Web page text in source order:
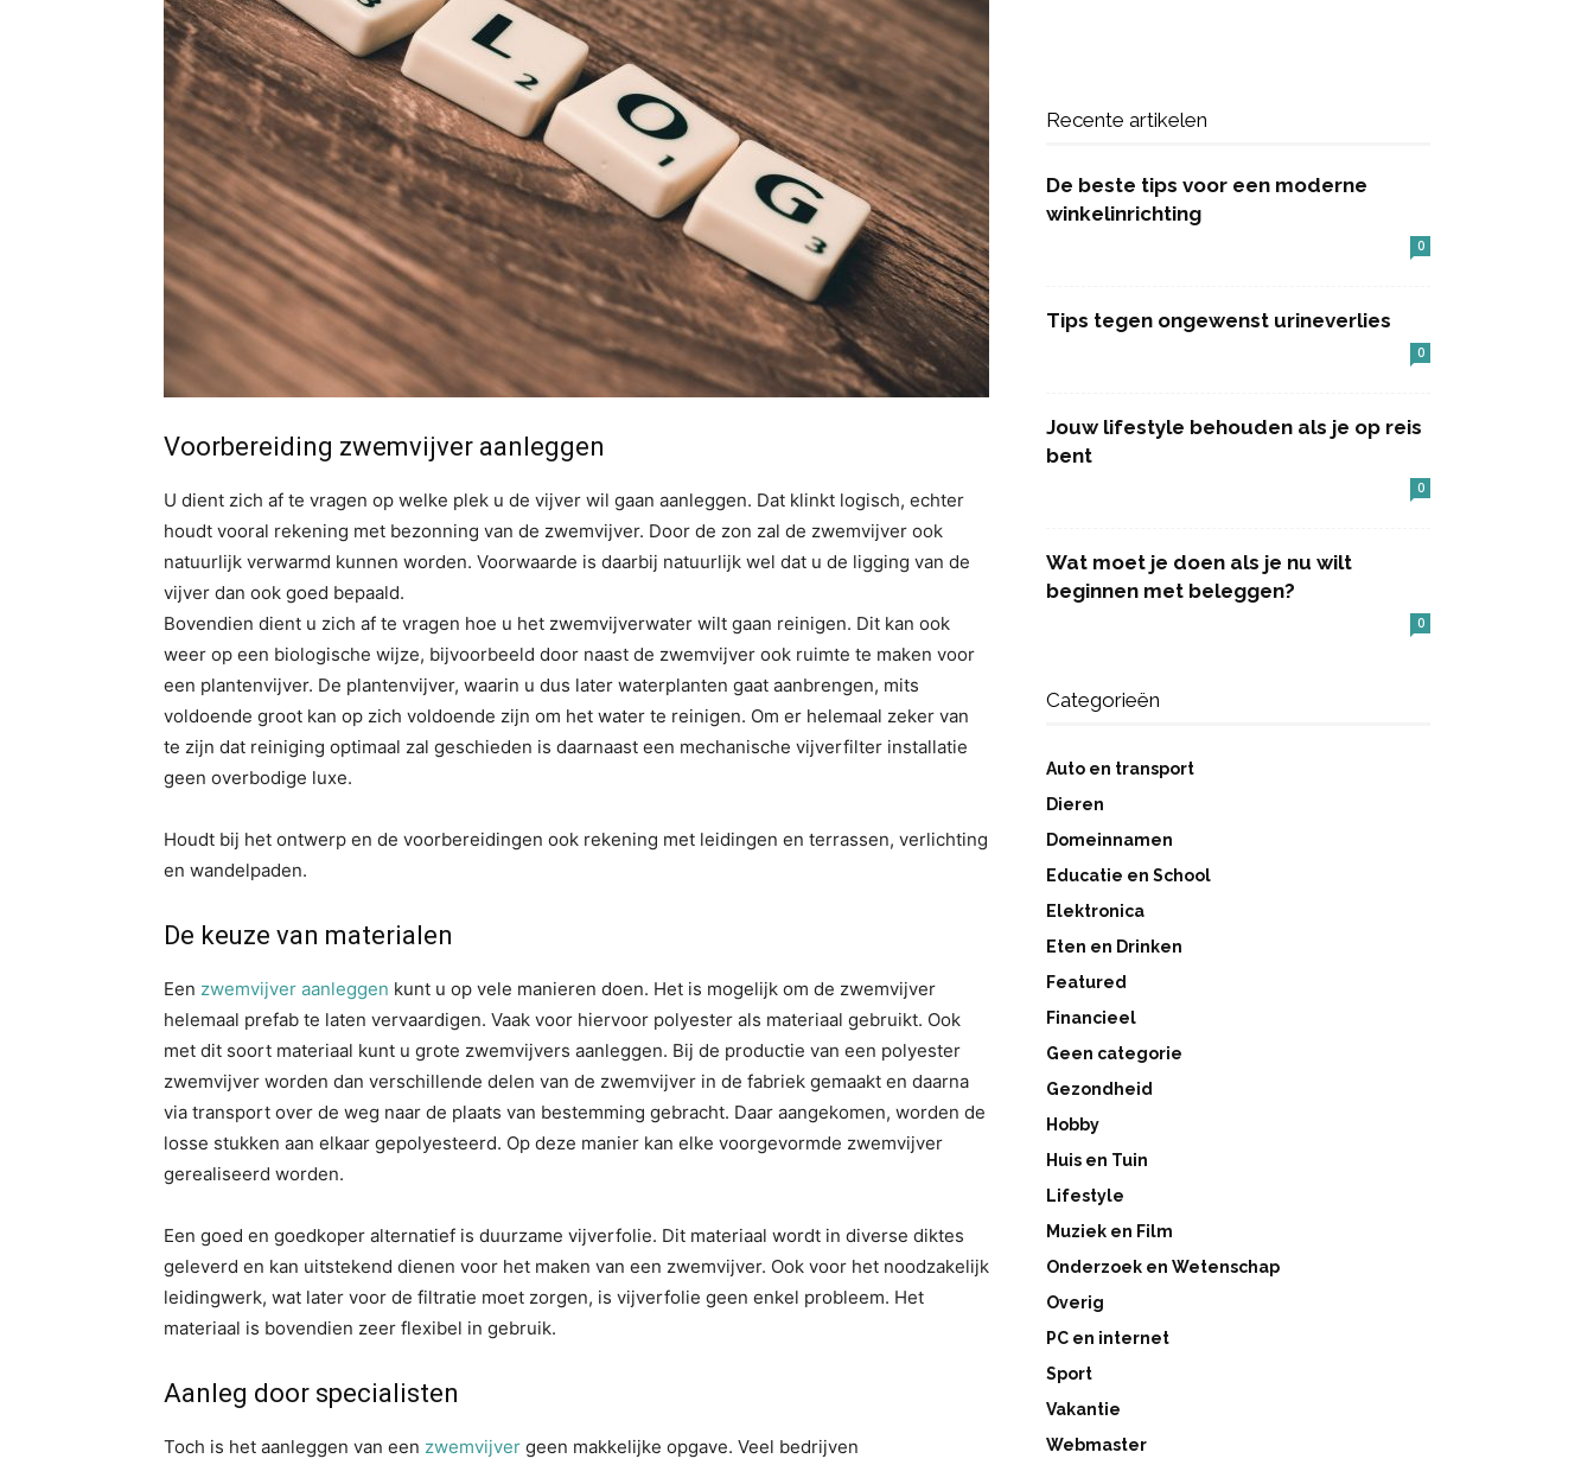
Voorbereiding zwemvijver aanleggen
U dient zich af te vragen op welke plek u de vijver wil gaan aanleggen. Dat klinkt logisch, echter
houdt vooral rekening met bezonning van de zwemvijver. Door de zon zal de zwemvijver ook
natuurlijk verwarmd kunnen worden. Voorwaarde is daarbij natuurlijk wel dat u de ligging van de
vijver dan ook goed bepaald.
Bovendien dient u zich af te vragen hoe u het zwemvijverwater wilt gaan reinigen. Dit kan ook
weer op een biologische wijze, bijvoorbeeld door naast de zwemvijver ook ruimte te maken voor
een plantenvijver. De plantenvijver, waarin u dus later waterplanten gaat aanbrengen, mits
voldoende groot kan op zich voldoende zijn om het water te reinigen. Om er helemaal zeker van
te zijn dat reiniging optimaal zal geschieden is daarnaast een mechanische vijverfilter installatie
geen overbodige luxe.
Houdt bij het ontwerp en de voorbereidingen ook rekening met leidingen en terrassen, verlichting
en wandelpaden.
De keuze van materialen
Een zwemvijver aanleggen kunt u op vele manieren doen. Het is mogelijk om de zwemvijver
helemaal prefab te laten vervaardigen. Vaak voor hiervoor polyester als materiaal gebruikt. Ook
met dit soort materiaal kunt u grote zwemvijvers aanleggen. Bij de productie van een polyester
zwemvijver worden dan verschillende delen van de zwemvijver in de fabriek gemaakt en daarna
via transport over de weg naar de plaats van bestemming gebracht. Daar aangekomen, worden de
losse stukken aan elkaar gepolyesteerd. Op deze manier kan elke voorgevormde zwemvijver
gerealiseerd worden.
Een goed en goedkoper alternatief is duurzame vijverfolie. Dit materiaal wordt in diverse diktes
geleverd en kan uitstekend dienen voor het maken van een zwemvijver. Ook voor het noodzakelijk
leidingwerk, wat later voor de filtratie moet zorgen, is vijverfolie geen enkel probleem. Het
materiaal is bovendien zeer flexibel in gebruik.
Aanleg door specialisten
Toch is het aanleggen van een zwemvijver geen makkelijke opgave. Veel bedrijven
Recente artikelen
De beste tips voor een moderne
winkelinrichting
0
Tips tegen ongewenst urineverlies
0
Jouw lifestyle behouden als je op reis
bent
0
Wat moet je doen als je nu wilt
beginnen met beleggen?
0
Categorieën
Auto en transport
Dieren
Domeinnamen
Educatie en School
Elektronica
Eten en Drinken
Featured
Financieel
Geen categorie
Gezondheid
Hobby
Huis en Tuin
Lifestyle
Muziek en Film
Onderzoek en Wetenschap
Overig
PC en internet
Sport
Vakantie
Webmaster